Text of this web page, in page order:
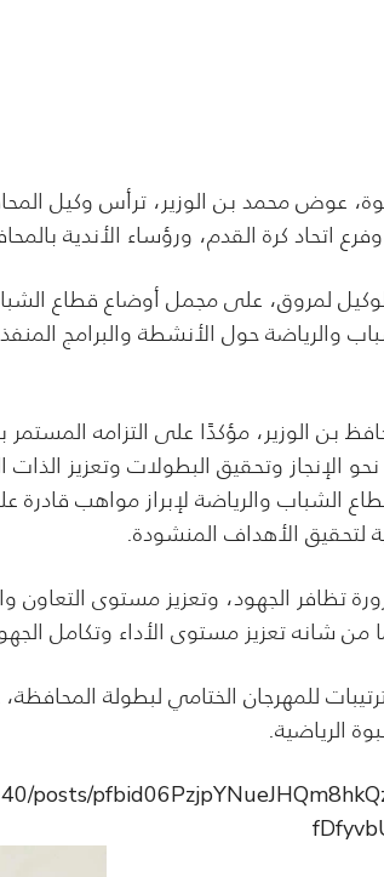
عوض محمد بن الوزير، ترأس وكيل
اتحاد كرة القدم، ورؤساء الأندية
لمروق، على مجمل أوضاع قطاع
حول الأنشطة والبرامج
بن الوزير، مؤكدًا على التزامه
نحو الإنجاز وتحقيق البطولات وتعزيز
الشباب والرياضة لإبراز مواهب قادرة
لتحقيق الأهداف المنشودة.
تظافر الجهود، وتعزيز مستوى التعاون
من شانه تعزيز مستوى الأداء وتكامل
للمهرجان الختامي لبطولة
الرياضية.
posts/